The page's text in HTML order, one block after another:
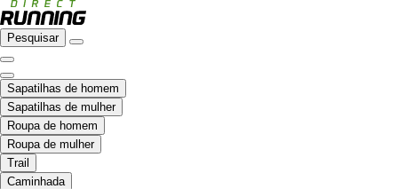
Pesquisar
Sapatilhas de homem
Sapatilhas de mulher
Roupa de homem
Roupa de mulher
Trail
Caminhada